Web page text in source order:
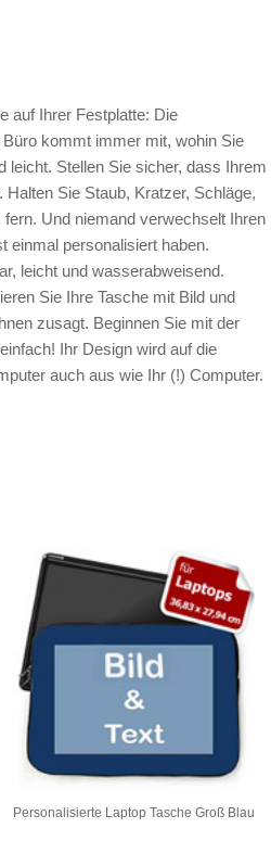
auf Ihrer Festplatte: Die
kommt immer mit, wohin Sie
leicht. Stellen Sie sicher, dass Ihrem
Sie Staub, Kratzer, Schläge,
Und niemand verwechselt Ihren
einmal personalisiert haben.
leicht und wasserabweisend.
Sie Ihre Tasche mit Bild und
zusagt. Beginnen Sie mit der
Ihr Design wird auf die
auch aus wie Ihr (!) Computer.
Personalisierte Laptop Tasche Groß Blau